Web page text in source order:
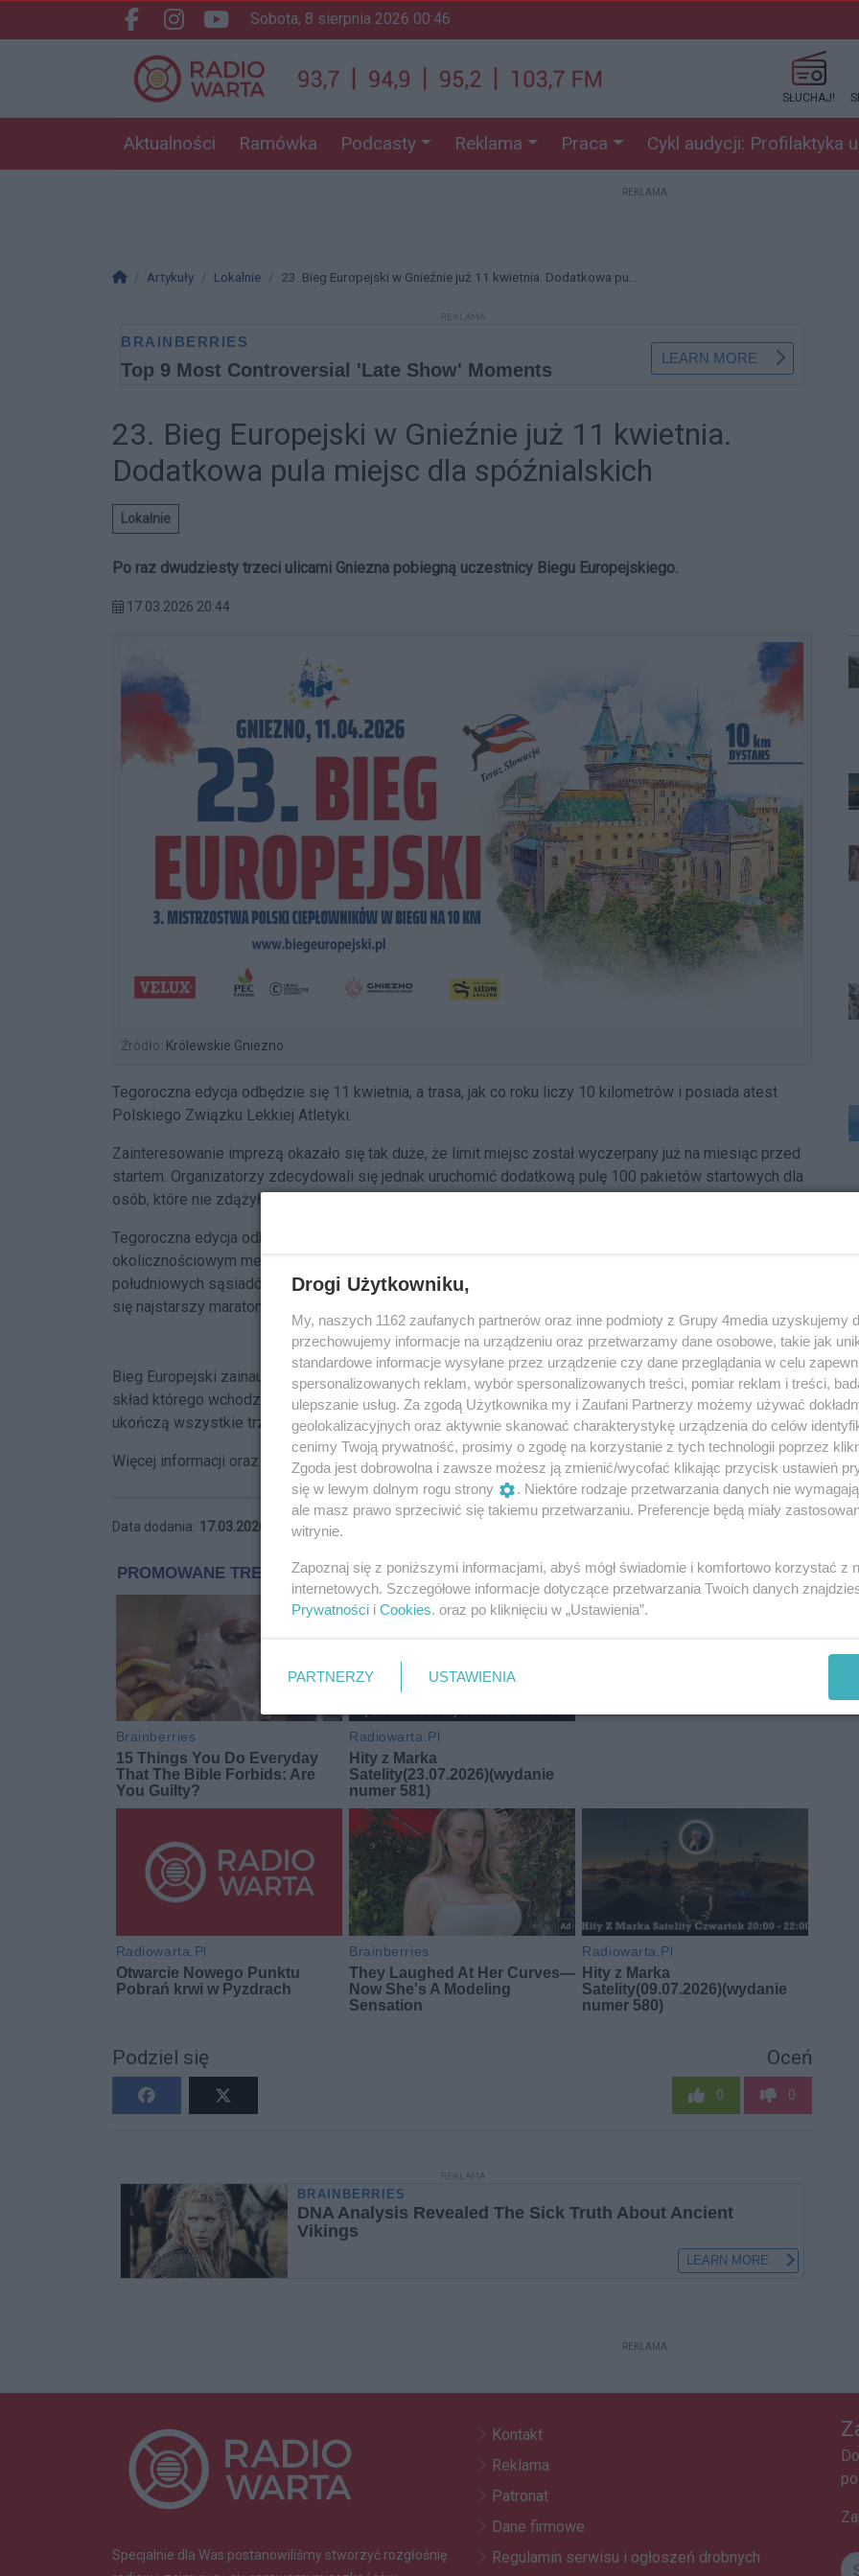
Facebook.com
Instagram.com
Youtube.com
sobota, 8 sierpnia 2026 00:46
SŁUCHAJ!
Aktualności Ramówka Podcasty Reklama Praca Cykl audycji: Profilaktyka
REKLAMA
Strona główna
Artykuły Lokalnie 23. Bieg Europejski w Gnieźnie już 11 kwietnia. Dodatkowa pu...
REKLAMA
23. Bieg Europejski w Gnieźnie już 11 kwietnia.
Dodatkowa pula miejsc dla spóźnialskich
Lokalnie
Po raz dwudziesty trzeci ulicami Gniezna pobiegną uczestnicy Biegu Europejskiego.
17.03.2026 20:44
Źródło: Królewskie Gniezno
Tegoroczna edycja odbędzie się 11 kwietnia, a trasa, jak co roku liczy 10 kilometrów i posiada atest
Polskiego Związku Lekkiej Atletyki.
Zainteresowanie imprezą okazało się tak duże, że limit miejsc został wyczerpany już na miesiąc przed
startem. Organizatorzy zdecydowali się jednak uruchomić dodatkową pulę 100 pakietów startowych dla
osób, które nie zdążyły zapisać się wcześniej.
Tegoroczna edycja odbywa się pod hasłem „Teraz Słowacja". Na materiałach promocyjnych oraz na
okolicznościowym medalu widnieje Zamek Bojnice - jeden z najbardziej rozpoznawalnych zabytków
południowych sąsiadów Polski. W ten sposób organizatorzy nawiązują do Koszyc, w których odbywa
się najstarszy maraton w Europie.
Reklama
Bieg Europejski zainauguruje w tym roku II Gnieźnieńską Triadę Koronacyjną - cykl trzech biegów, w
skład którego wchodzą również Bieg Lechitów oraz Gnieźnieński Bieg Niepodległości. Wszyscy, którzy
ukończą wszystkie trzy imprezy, otrzymają pamiątkową statuetkę.
Więcej informacji oraz zapisy dostępne sątutaj.
Data dodania: 17.03.2026 20:44
Podziel się Oceń
0 0
REKLAMA
REKLAMA
Specjalnie dla Was postanowiliśmy stworzyć rozgłośnię
Kontakt
Reklama
Patronat
Dane firmowe
Regulamin serwisu i ogłoszeń drobnych
Drogi Użytkowniku,
My, naszych 1162 zaufanych partnerów oraz inne podmioty z Grupy 4media uzyskujemy
przechowujemy informacje na urządzeniu oraz przetwarzamy dane osobowe, takie jak
standardowe informacje wysyłane przez urządzenie czy dane przeglądania w celu
spersonalizowanych reklam, wybór spersonalizowanych treści, pomiar reklam i treści,
ulepszanie usług. Za zgodą Użytkownika my i Zaufani Partnerzy możemy używać
geolokalizacyjnych oraz aktywnie skanować charakterystykę urządzenia do celów
cenimy Twoją prywatność, prosimy o zgodę na korzystanie z tych technologii poprzez
Zgoda jest dobrowolna i zawsze możesz ją zmienić/wycofać klikając przycisk ustawień
się w lewym dolnym rogu strony
. Niektóre rodzaje przetwarzania danych nie
ale masz prawo sprzeciwić się takiemu przetwarzaniu. Preferencje będą miały
witrynie.
Zapoznaj się z poniższymi informacjami, abyś mógł świadomie i komfortowo korzystać z
internetowych. Szczegółowe informacje dotyczące przetwarzania Twoich danych
Prywatności i Cookies. oraz po kliknięciu w „Ustawienia”.
PARTNERZY USTAWIENIA